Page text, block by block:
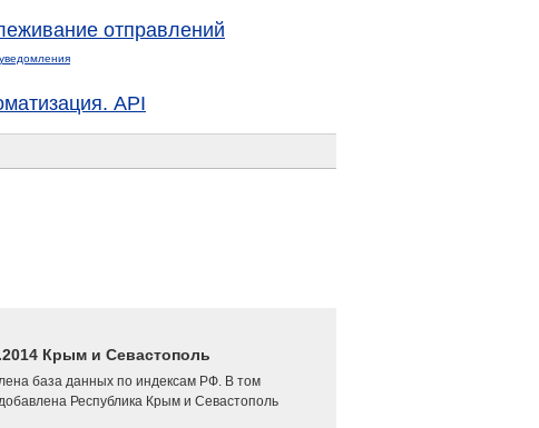
отправлений
API
Крым и Севастополь
база данных по индексам РФ. В том
Республика Крым и Севастополь